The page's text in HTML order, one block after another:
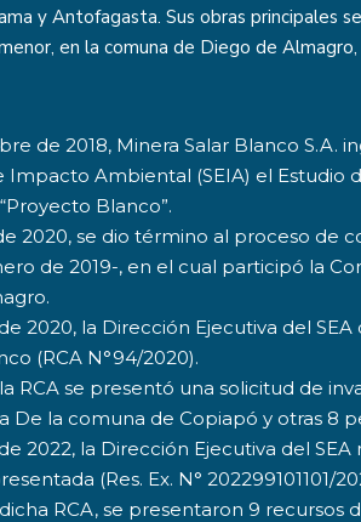
y Antofagasta. Sus obras principales
en la comuna de Diego de Almagro,
de 2018, Minera Salar Blanco S.A.
Impacto Ambiental (SEIA) el Estudio
Blanco”.
2020, se dio término al proceso de
de 2019-, en el cual participó la
2020, la Dirección Ejecutiva del
(RCA N°94/2020).
RCA se presentó una solicitud de
De la comuna de Copiapó y otras 8
2022, la Dirección Ejecutiva del SEA
(Res. Ex. N° 202299101101/
RCA, se presentaron 9 recursos